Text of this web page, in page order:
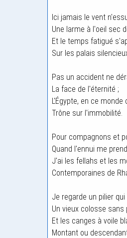
Ici jamais le vent
Une larme à l'oeil sec
Et le temps fatigué
Sur les palais
Pas un accident ne
La face de l'éternité ;
L'Égypte, en ce monde
Trône sur l'immobilité.
Pour compagnons et
Quand l'ennui me
J'ai les fellahs et les
Contemporaines de
Je regarde un pilier qui
Un vieux colosse sans
Et les canges à voile
Montant ou